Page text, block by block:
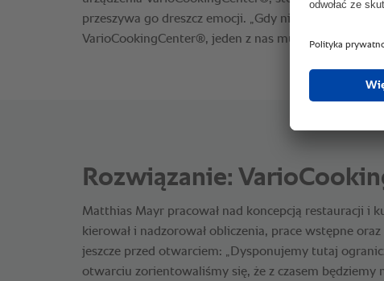
Rozwiązanie:
Matthias Mayr pracował nad koncepcją restauracji i
kierował i nadzorował obliczenia, prace wstępne
jeszcze przed otwarciem: „Dysponujemy tutaj
otwarciu zorientowaliśmy się, że z czasem będziemy